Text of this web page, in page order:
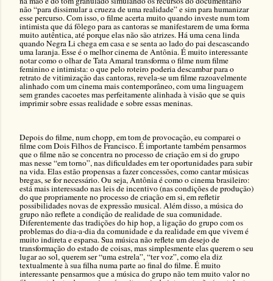
não “para dissimular a crueza de uma realidade” e sim para humanizar
esse percurso. Com isso, o filme acerta muito quando investe num tom
intimista que dá fôlego para as cantoras se manifestarem de uma forma
muito autêntica, até porque elas não são atrizes. Há uma cena linda
quando Negra Li chega em casa e se senta ao lado do pai descascando
uma laranja. Esse é o melhor cinema de Antônia. É muito interessante
notar como o olhar de Tata Amaral transforma o filme num filme
feminino e intimista: o que pelo roteiro poderia descambar para o
retrato de vitimização das cantoras, revela-se um filme razoavelmente
alinhado com um cinema mais contemporâneo, com uma linguagem
sem grandes cacoetes mas perfeitamente alinhada à visão que se quis
imprimir sobre essas realidade e sobre essas meninas.
Depois do filme, num chopp, em tom de provocação, eu comparei o
filme com Dois Filhos de Francisco. É importante também pensarmos
que o filme não se concentra no processo de criação em si do grupo
mas nesse “em torno”, nas dificuldades em ter oportunidades para subir
na vida. Elas estão propensas a fazer concessões, como cantar músicas
bregas, se for necessário. Ou seja, Antônia é como o cinema brasileiro:
está mais interessado nas leis de incentivo (nas condições de produção)
do que propriamente no processo de criação em si, em refletir
possibilidades novas de expressão musical. Além disso, a música do
grupo não reflete a condição de realidade de sua comunidade.
Diferentemente das tradições do hip hop, a ligação do grupo com os
problemas do dia-a-dia da comunidade e da realidade em que vivem é
muito indireta e esparsa. Sua música não reflete um desejo de
transformação do estado de coisas, mas simplesmente elas querem o seu
lugar ao sol, querem ser “uma estrela”, “ter voz”, como ela diz
textualmente à sua filha numa parte ao final do filme. É muito
interessante pensarmos que a música do grupo não tem muito valor no